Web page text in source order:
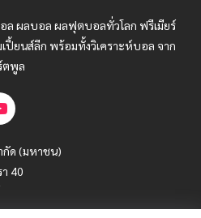
ล ผลบอล ผลฟุตบอลทั่วโลก ฟรีเมียร์
ปี้ยนส์ลีก พร้อมทั้งวิเคราะห์บอล จาก
ตพูล
ด (มหาชน)
40